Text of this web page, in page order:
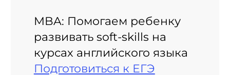
MBA: Помогаем ребенку
развивать soft-skills на
курсах английского языка
Подготовиться к ЕГЭ